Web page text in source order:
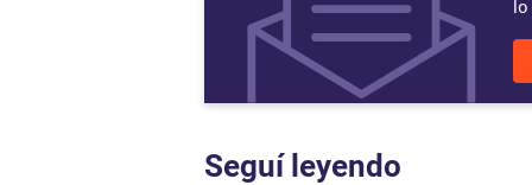
Seguí leyendo